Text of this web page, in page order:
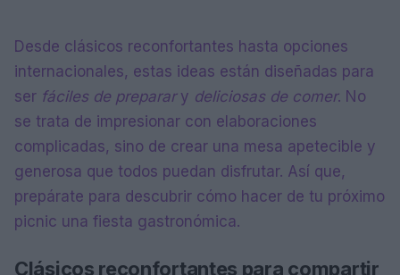
Desde clásicos reconfortantes hasta opciones
internacionales, estas ideas están diseñadas para
ser fáciles de preparary deliciosas de comer. No
se trata de impresionar con elaboraciones
complicadas, sino de crear una mesa apetecible y
generosa que todos puedan disfrutar. Así que,
prepárate para descubrir cómo hacer de tu próximo
picnic una fiesta gastronómica.
Clásicos reconfortantes para compartir